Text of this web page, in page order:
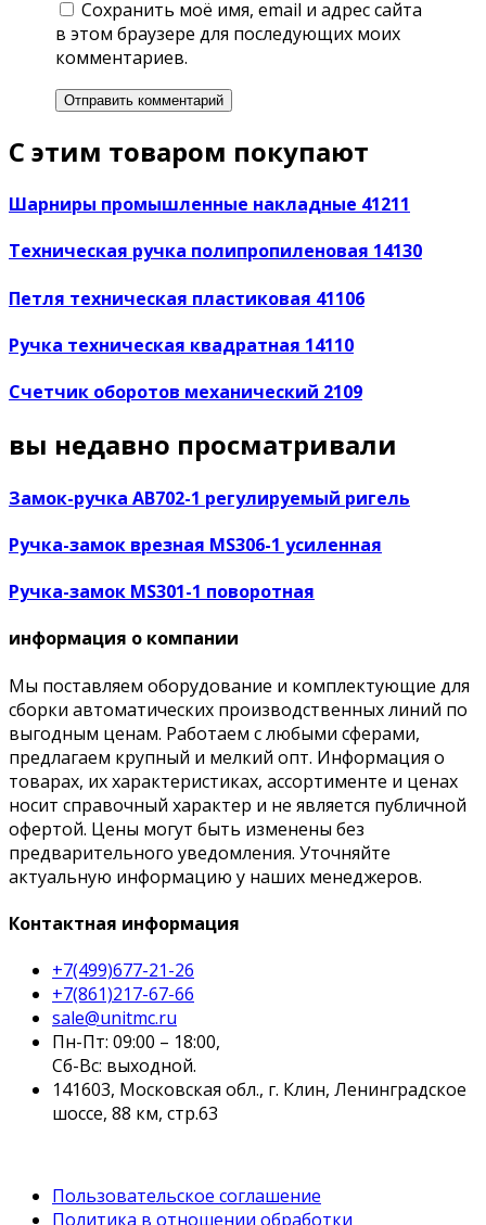
Сохранить моё имя, email и адрес сайта
в этом браузере для последующих моих
комментариев.
С этим товаром покупают
Шарниры промышленные накладные 41211
Техническая ручка полипропиленовая 14130
Петля техническая пластиковая 41106
Ручка техническая квадратная 14110
Счетчик оборотов механический 2109
вы недавно просматривали
Замок-ручка AB702-1 регулируемый ригель
Ручка-замок врезная MS306-1 усиленная
Ручка-замок MS301-1 поворотная
информация о компании
Мы поставляем оборудование и комплектующие для
сборки автоматических производственных линий по
выгодным ценам. Работаем с любыми сферами,
предлагаем крупный и мелкий опт. Информация о
товарах, их характеристиках, ассортименте и ценах
носит справочный характер и не является публичной
офертой. Цены могут быть изменены без
предварительного уведомления. Уточняйте
актуальную информацию у наших менеджеров.
Контактная информация
+7(499)677-21-26
+7(861)217-67-66
sale@unitmc.ru
Пн-Пт: 09:00 – 18:00,
Сб-Вс: выходной.
141603, Московская обл., г. Клин, Ленинградское
шоссе, 88 км, стр.63
Пользовательское соглашение
Политика в отношении обработки